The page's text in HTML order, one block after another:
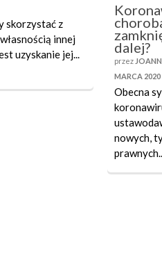
skorzystać z
innej
uzyskanie jej...
dalej?
przez
MARCA 2020
Obecna
nowych,